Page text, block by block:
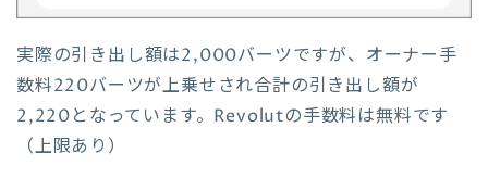
実際の引き出し額は2,000バーツですが、オーナー手
数料220バーツが上乗せされ合計の引き出し額が
2,220となっています。Revolutの手数料は無料です
（上限あり）